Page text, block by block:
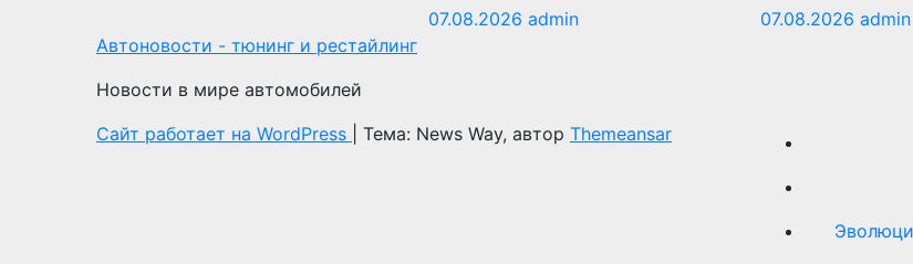
07.08.2026 admin 07.08.2026 admin
Автоновости - тюнинг и рестайлинг
Новости в мире автомобилей
Сайт работает на WordPress
Тема: News Way, автор Themeansar